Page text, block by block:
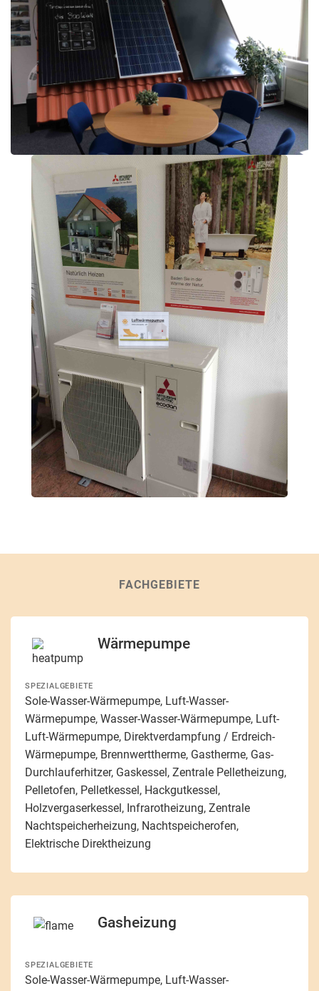
FACHGEBIETE
Wärmepumpe
SPEZIALGEBIETE
Sole-Wasser-Wärmepumpe, Luft-Wasser-
Wärmepumpe, Wasser-Wasser-Wärmepumpe, Luft-
Luft-Wärmepumpe, Direktverdampfung / Erdreich-
Wärmepumpe, Brennwerttherme, Gastherme, Gas-
Durchlauferhitzer, Gaskessel, Zentrale Pelletheizung,
Pelletofen, Pelletkessel, Hackgutkessel,
Holzvergaserkessel, Infrarotheizung, Zentrale
Nachtspeicherheizung, Nachtspeicherofen,
Elektrische Direktheizung
Gasheizung
SPEZIALGEBIETE
Sole-Wasser-Wärmepumpe, Luft-Wasser-